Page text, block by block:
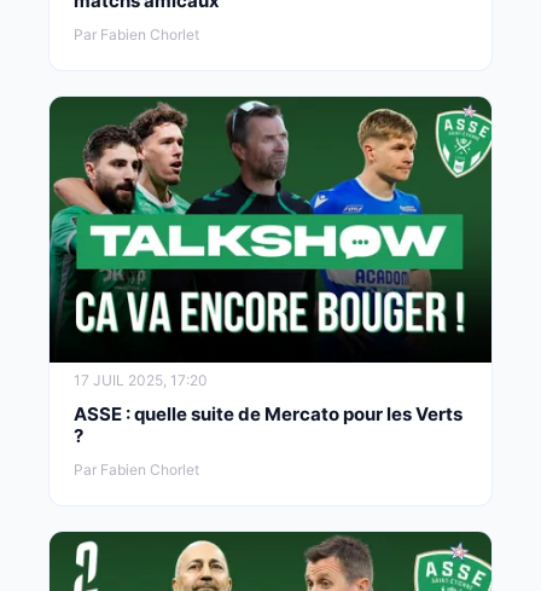
Par Fabien Chorlet
17 JUIL 2025, 17:20
ASSE : quelle suite de Mercato pour les Verts
?
Par Fabien Chorlet